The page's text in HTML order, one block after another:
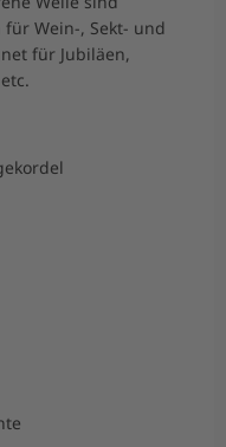
Wein-, Sekt- und
für Jubiläen,